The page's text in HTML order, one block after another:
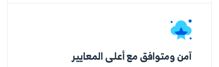
آمن ومتوافق مع أعلى المعايير